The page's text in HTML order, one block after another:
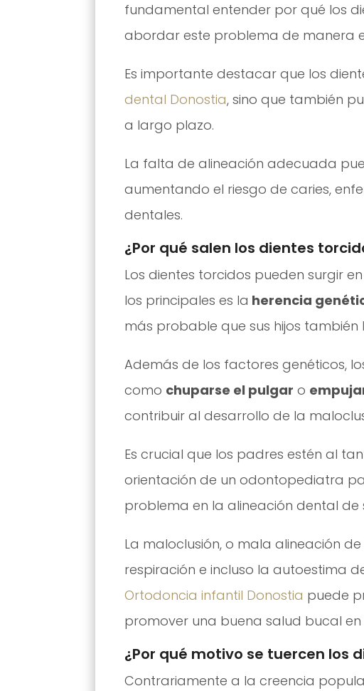
fundamental entender por qué los
abordar este problema de manera
Es importante destacar que los
dental Donostia, sino que también
a largo plazo.
La falta de alineación adecuada
aumentando el riesgo de caries,
dentales.
¿Por qué salen los dientes
Los dientes torcidos pueden surgir
los principales es la herencia
más probable que sus hijos también
Además de los factores genéticos,
como chuparse el pulgar o
contribuir al desarrollo de la
Es crucial que los padres estén al
orientación de un odontopediatra
problema en la alineación dental de
La maloclusión, o mala alineación
respiración e incluso la autoestima
Ortodoncia infantil Donostia puede
promover una buena salud bucal en
¿Por qué motivo se tuercen los
Contrariamente a la creencia